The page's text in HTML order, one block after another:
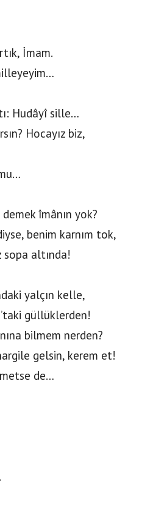
İmam.
Hudâyî sille…
Hocayız biz,
demek îmânın yok?
benim karnım tok,
altında!
yalçın kelle,
güllüklerden!
bilmem nerden?
gelsin, kerem et!
de…